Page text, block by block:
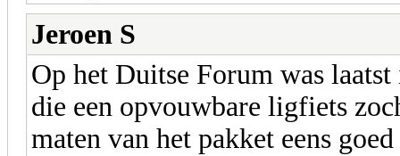
Jeroen S
Op het Duitse Forum was
die een opvouwbare ligfiets
maten van het pakket eens